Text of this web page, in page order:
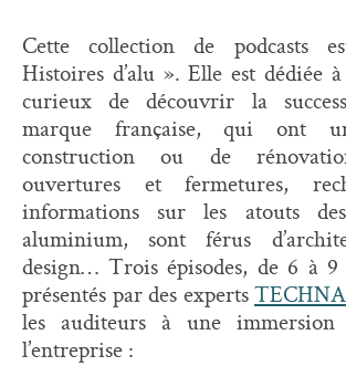
Cette collection de podcasts
Histoires d’alu ». Elle est dédiée
curieux de découvrir la
marque française, qui ont
construction ou de
ouvertures et fermetures,
informations sur les atouts
aluminium, sont férus
design… Trois épisodes, de 6 à 9
présentés par des experts
les auditeurs à une
l’entreprise :